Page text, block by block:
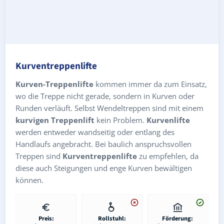
Kurventreppenlifte
Kurven-Treppenlifte kommen immer da zum Einsatz,
wo die Treppe nicht gerade, sondern in Kurven oder
Runden verläuft. Selbst Wendeltreppen sind mit einem
kurvigen Treppenlift kein Problem. Kurvenlifte
werden entweder wandseitig oder entlang des
Handlaufs angebracht. Bei baulich anspruchsvollen
Treppen sind Kurventreppenlifte zu empfehlen, da
diese auch Steigungen und enge Kurven bewältigen
können.
Preis: Rollstuhl: Förderung: